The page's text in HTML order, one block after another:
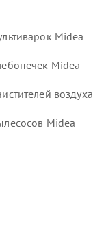
Midea
Midea
воздуха
Midea